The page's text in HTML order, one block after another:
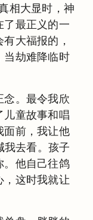
相大显时，神
了最正义的一
大福报的，
当劫难降临时
念。最令我欣
儿童故事和唱
面前，我让他
我去看。孩子
。他自己往鸽
，这时我就让